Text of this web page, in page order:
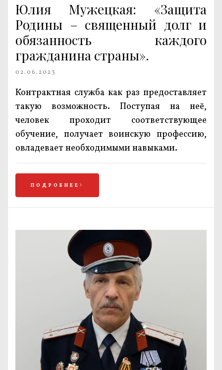
Юлия Мужецкая: «Защита
Родины – священный долг и
обязанность каждого
гражданина страны».
02.06.2023
Контрактная служба как раз предоставляет
такую возможность. Поступая на неё,
человек проходит соответствующее
обучение, получает воинскую профессию,
овладевает необходимыми навыками.
ПОДРОБНЕЕ